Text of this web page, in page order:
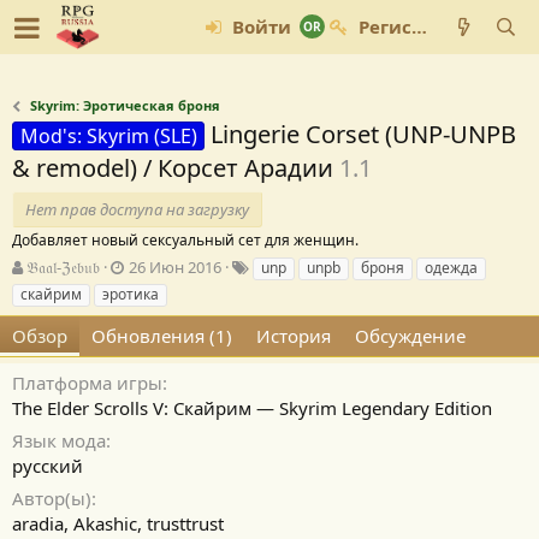
Войти Регистрация
Skyrim: Эротическая броня
Mod's: Skyrim (SLE)
Lingerie Corset (UNP-UNPB
& remodel) / Корсет Арадии 1.1
Нет прав доступа на загрузку
Добавляет новый сексуальный сет для женщин.
А
в
т
о
р
𝔅𝔞𝔞𝔩-ℨ𝔢𝔟𝔲𝔟
Д
а
т
а
с
з
д
26 Июн 2016
и
unp unpb броня
одежда
скайрим
эротика
Обзор Обновления (1) История
Обсуждение
Платформа игры
The Elder Scrolls V: Скайрим — Skyrim Legendary Edition
Язык мода
русский
Автор(ы)
aradia, Akashic, trusttrust